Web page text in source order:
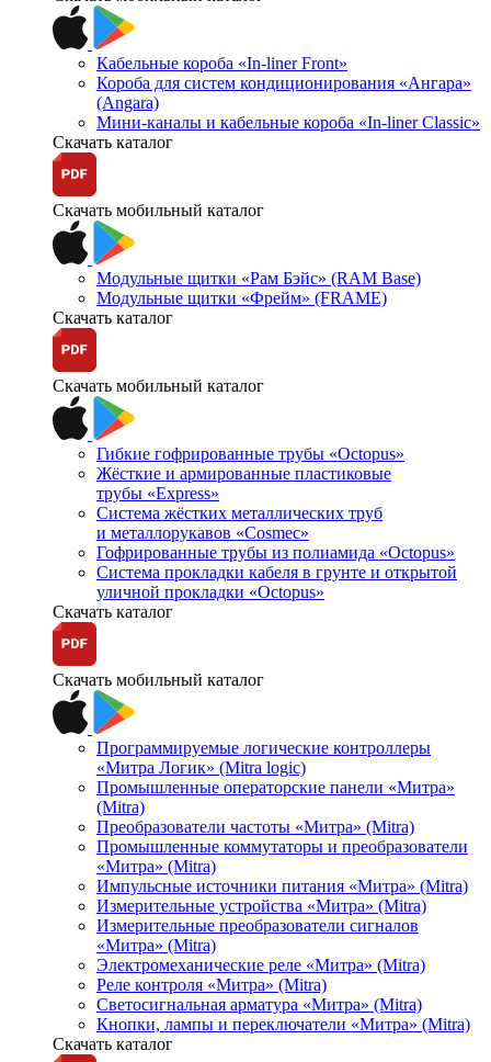
Кабельные короба «In-liner Front»
Короба для систем кондиционирования «Ангара»
(Angara)
Мини-каналы и кабельные короба «In-liner Classic»
Скачать каталог
Скачать мобильный каталог
Модульные щитки «Рам Бэйс» (RAM Base)
Модульные щитки «Фрейм» (FRAME)
Скачать каталог
Скачать мобильный каталог
Гибкие гофрированные трубы «Octopus»
Жёсткие и армированные пластиковые
трубы «Express»
Система жёстких металлических труб
и металлорукавов «Cosmec»
Гофрированные трубы из полиамида «Octopus»
Система прокладки кабеля в грунте и открытой
уличной прокладки «Octopus»
Скачать каталог
Скачать мобильный каталог
Программируемые логические контроллеры
«Митра Логик» (Mitra logic)
Промышленные операторские панели «Митра»
(Mitra)
Преобразователи частоты «Митра» (Mitra)
Промышленные коммутаторы и преобразователи
«Митра» (Mitra)
Импульсные источники питания «Митра» (Mitra)
Измерительные устройства «Митра» (Mitra)
Измерительные преобразователи сигналов
«Митра» (Mitra)
Электромеханические реле «Митра» (Mitra)
Реле контроля «Митра» (Mitra)
Светосигнальная арматура «Митра» (Mitra)
Кнопки, лампы и переключатели «Митра» (Mitra)
Скачать каталог